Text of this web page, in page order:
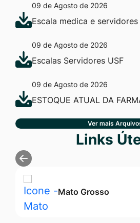
09 de Agosto de 2026
Escala medica e servidores
09 de Agosto de 2026
Escalas Servidores USF
09 de Agosto de 2026
ESTOQUE ATUAL DA
Ver mais
Seção Links ÚteisLinks
Mato Grosso